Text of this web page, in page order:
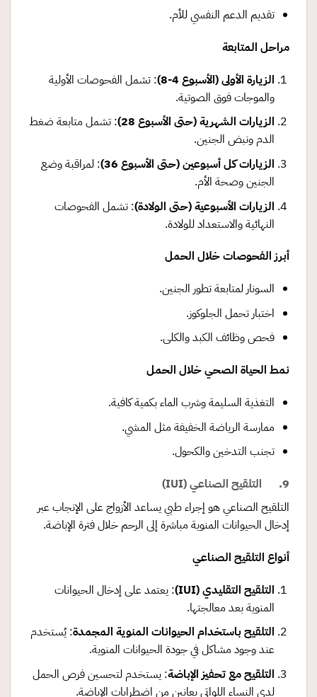
تقديم الدعم النفسي للأم.
مراحل المتابعة
الزيارة الأولى (الأسبوع 4-8)
: تشمل الفحوصات الأولية
والموجات فوق الصوتية.
الزيارات الشهرية (حتى الأسبوع 28)
: تشمل متابعة ضغط
الدم ونبض الجنين.
الزيارات كل أسبوعين (حتى الأسبوع 36)
: لمراقبة وضع
الجنين وصحة الأم.
الزيارات الأسبوعية (حتى الولادة): تشمل الفحوصات
النهائية والاستعداد للولادة.
أبرز الفحوصات خلال الحمل
السونار لمتابعة تطور الجنين.
اختبار تحمل الجلوكوز.
فحص وظائف الكبد والكلى.
نمط الحياة الصحي خلال الحمل
التغذية السليمة وشرب الماء بكمية كافية.
ممارسة الرياضة الخفيفة مثل المشي.
تجنب التدخين والكحول.
9. التلقيح الصناعي (IUI)
التلقيح الصناعي هو إجراء طبي يساعد الأزواج على الإنجاب عبر
إدخال الحيوانات المنوية مباشرة إلى الرحم خلال فترة الإباضة.
أنواع التلقيح الصناعي
التلقيح التقليدي(IUI)
: يعتمد على إدخال الحيوانات
المنوية بعد معالجتها.
التلقيح باستخدام الحيوانات المنوية المجمدة: يُستخدم
عند وجود مشاكل في جودة الحيوانات المنوية.
التلقيح مع تحفيز الإباضة: يستخدم لتحسين فرص الحمل
لدى النساء اللواتي يعانين من اضطرابات الإباضة.